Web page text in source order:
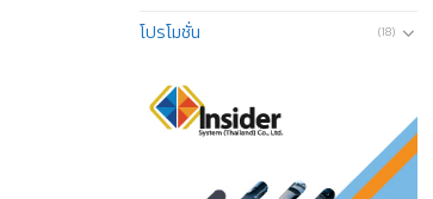
โปรโมชั่น (18)